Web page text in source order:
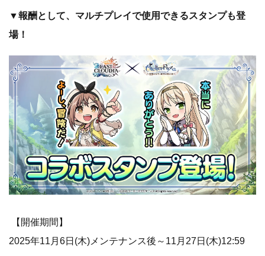
▼報酬として、マルチプレイで使用できるスタンプも登
場！
【開催期間】
2025年11月6日(木)メンテナンス後～11月27日(木)12:59